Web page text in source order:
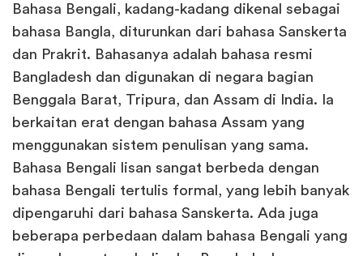
Bahasa Bengali, kadang-kadang dikenal sebagai
bahasa Bangla, diturunkan dari bahasa Sanskerta
dan Prakrit. Bahasanya adalah bahasa resmi
Bangladesh dan digunakan di negara bagian
Benggala Barat, Tripura, dan Assam di India. Ia
berkaitan erat dengan bahasa Assam yang
menggunakan sistem penulisan yang sama.
Bahasa Bengali lisan sangat berbeda dengan
bahasa Bengali tertulis formal, yang lebih banyak
dipengaruhi dari bahasa Sanskerta. Ada juga
beberapa perbedaan dalam bahasa Bengali yang